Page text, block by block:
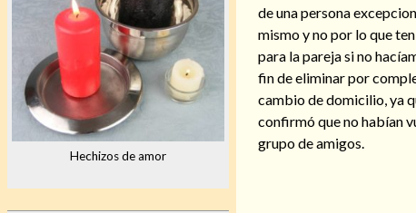
Hechizos de amor
de una persona
mismo y no por lo que
para la pareja si no
fin de eliminar por
cambio de domicilio, ya
confirmó que no habían
grupo de amigos.